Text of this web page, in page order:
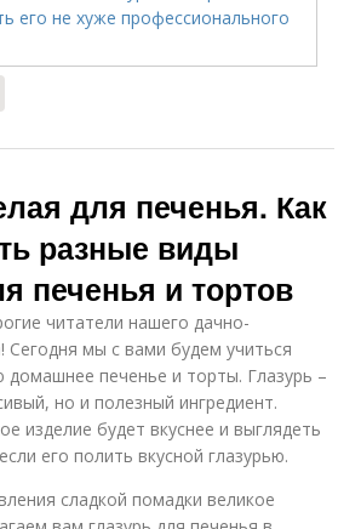
для печенья. Как
разные виды
печенья и тортов
читатели нашего дачно-
Сегодня мы с вами будем учиться
домашнее печенье и торты. Глазурь –
но и полезный ингредиент.
изделие будет вкуснее и выглядеть
его полить вкусной глазурью.
сладкой помадки великое